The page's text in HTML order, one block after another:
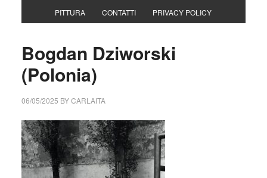
PITTURA CONTATTI PRIVACY POLICY
Bogdan Dziworski
(Polonia)
06/05/2025 BYCARLAITA